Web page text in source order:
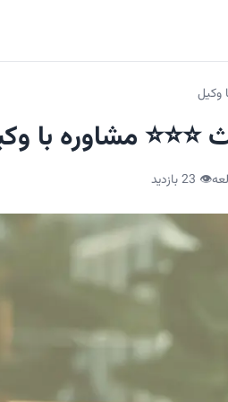
وکیل
⭐⭐⭐ مشاوره با
👁️
23بازدید